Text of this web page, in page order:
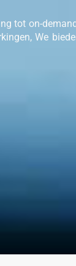
tot on-
We